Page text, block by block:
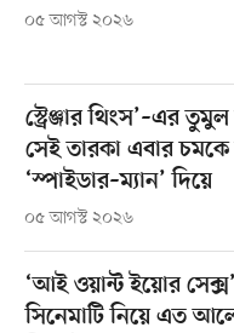
০৫ আগস্ট ২০২৬
স্ট্রেঞ্জার থিংস’–এর
সেই তারকা এবার
‘স্পাইডার–ম্যান’ দিয়ে
০৫ আগস্ট ২০২৬
‘আই ওয়ান্ট ইয়োর সেক্স’
সিনেমাটি নিয়ে এত